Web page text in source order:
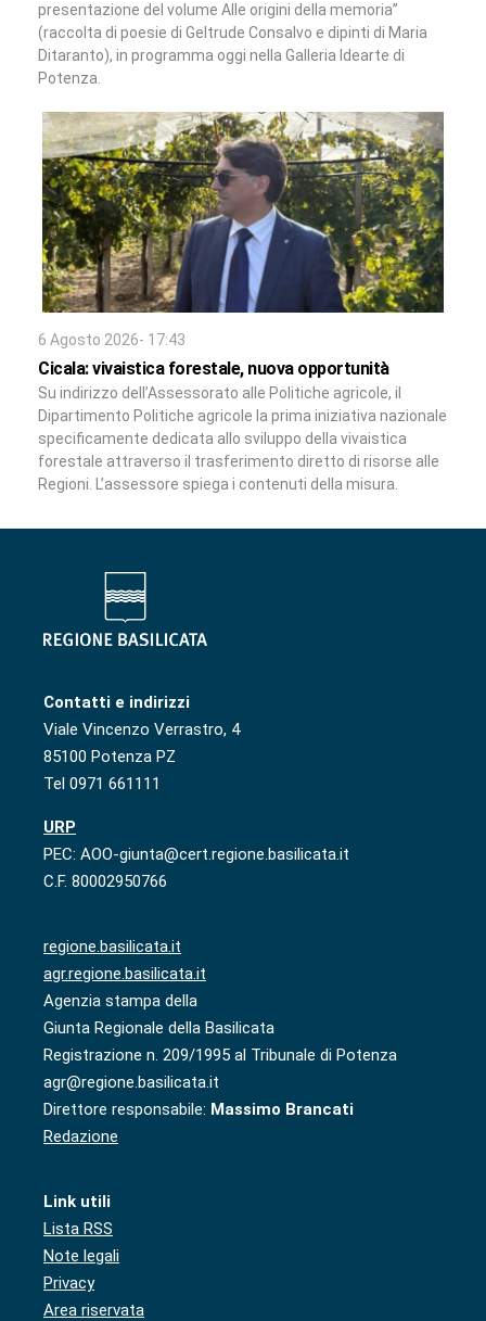
presentazione del volume Alle origini della memoria”
(raccolta di poesie di Geltrude Consalvo e dipinti di Maria
Ditaranto), in programma oggi nella Galleria Idearte di
Potenza.
6 Agosto 2026- 17:43
Cicala: vivaistica forestale, nuova opportunità
Su indirizzo dell’Assessorato alle Politiche agricole, il
Dipartimento Politiche agricole la prima iniziativa nazionale
specificamente dedicata allo sviluppo della vivaistica
forestale attraverso il trasferimento diretto di risorse alle
Regioni. L’assessore spiega i contenuti della misura.
Contatti e indirizzi
Viale Vincenzo Verrastro, 4
85100 Potenza PZ
Tel 0971 661111
URP
PEC: AOO-giunta@cert.regione.basilicata.it
C.F. 80002950766
regione.basilicata.it
agr.regione.basilicata.it
Agenzia stampa della
Giunta Regionale della Basilicata
Registrazione n. 209/1995 al Tribunale di Potenza
agr@regione.basilicata.it
Direttore responsabile: Massimo Brancati
Redazione
Link utili
Lista RSS
Note legali
Privacy
Area riservata